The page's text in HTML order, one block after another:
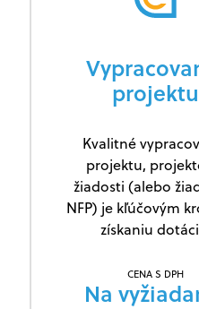
projektu
Kvalitné
projektu,
žiadosti (alebo
NFP) je kľúčovým
získaniu
CENA S DPH
Na